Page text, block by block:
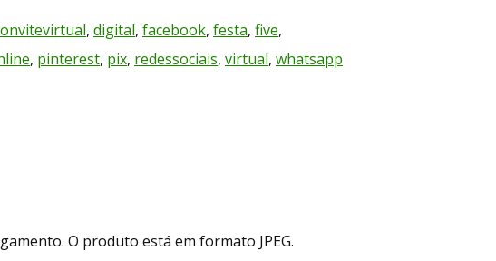
, digital, facebook, festa, five,
, pinterest, pix, redessociais, virtual, whatsapp
O produto está em formato JPEG.